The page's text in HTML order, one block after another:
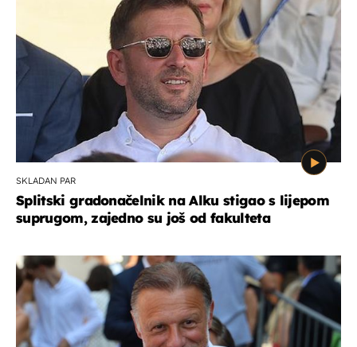
SKLADAN PAR
Splitski gradonačelnik na Alku stigao s lijepom
suprugom, zajedno su još od fakulteta